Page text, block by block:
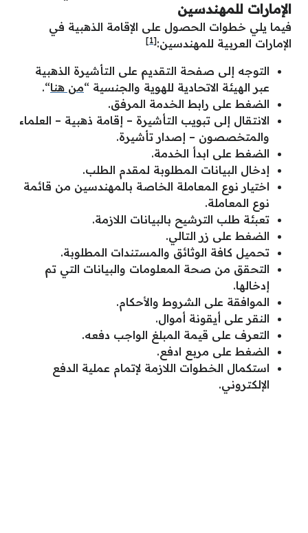
الإمارات للمهندسين
فيما يلي خطوات الحصول على الإقامة الذهبية في
الإمارات العربية للمهندسين:[1]
التوجه إلى صفحة التقديم على التأشيرة الذهبية
عبر الهيئة الاتحادية للهوية والجنسية “من هنا“.
الضغط على رابط الخدمة المرفق.
الانتقال إلى تبويب التأشيرة – إقامة ذهبية – العلماء
والمتخصصون – إصدار تأشيرة.
الضغط على ابدأ الخدمة.
إدخال البيانات المطلوبة لمقدم الطلب.
اختيار نوع المعاملة الخاصة بالمهندسين من قائمة
نوع المعاملة.
تعبئة طلب الترشيح بالبيانات اللازمة.
الضغط على زر التالي.
تحميل كافة الوثائق والمستندات المطلوبة.
التحقق من صحة المعلومات والبيانات التي تم
إدخالها.
الموافقة على الشروط والأحكام.
النقر على أيقونة أموال.
التعرف على قيمة المبلغ الواجب دفعه.
الضغط على مربع ادفع.
استكمال الخطوات اللازمة لإتمام عملية الدفع
الإلكتروني.